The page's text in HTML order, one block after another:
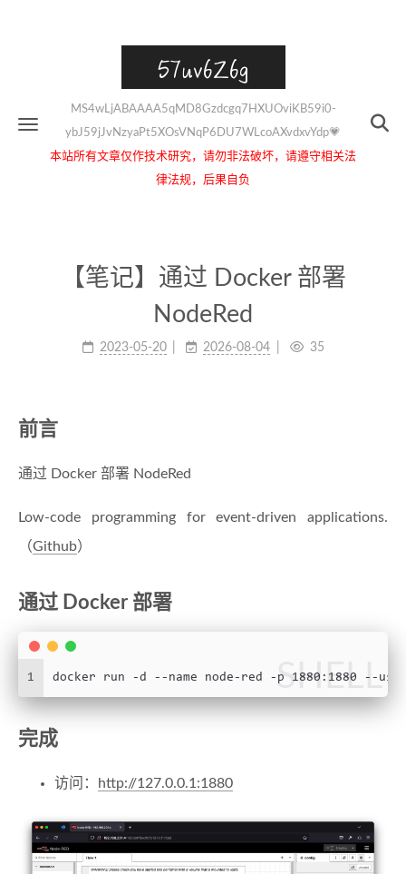
57uv6Z6g
MS4wLjABAAAA5qMD8Gzdcgq7HXUOviKB59i0-
ybJ59jJvNzyaPt5XOsVNqP6DU7WLcoAXvdxvYdp💗
本站所有文章仅作技术研究，请勿非法破坏，请遵守相关法
律法规，后果自负
【笔记】通过 Docker 部署
NodeRed
2023-05-20 2026-08-04 35
前言
通过 Docker 部署 NodeRed
Low-code programming for event-driven applications.
（Github）
通过 Docker 部署
SHELL
1 docker run -d --name node-red -p 1880:1880 --
完成
访问： http://127.0.0.1:1880